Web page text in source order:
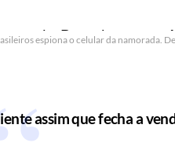
espiona o celular da namorada.
assim que fecha a